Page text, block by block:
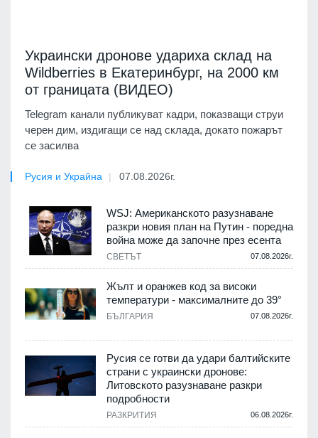
Украински дронове удариха склад на
Wildberries в Екатеринбург, на 2000 км
от границата (ВИДЕО)
Telegram канали публикуват кадри, показващи струи
черен дим, издигащи се над склада, докато пожарът
се засилва
Русия и Украйна 07.08.2026г.
WSJ: Американското разузнаване
разкри новия план на Путин - поредна
война може да започне през есента
СВЕТЪТ 07.08.2026г.
Жълт и оранжев код за високи
температури - максималните до 39°
БЪЛГАРИЯ 07.08.2026г.
Русия се готви да удари балтийските
страни с украински дронове:
Литовското разузнаване разкри
подробности
РАЗКРИТИЯ 06.08.2026г.